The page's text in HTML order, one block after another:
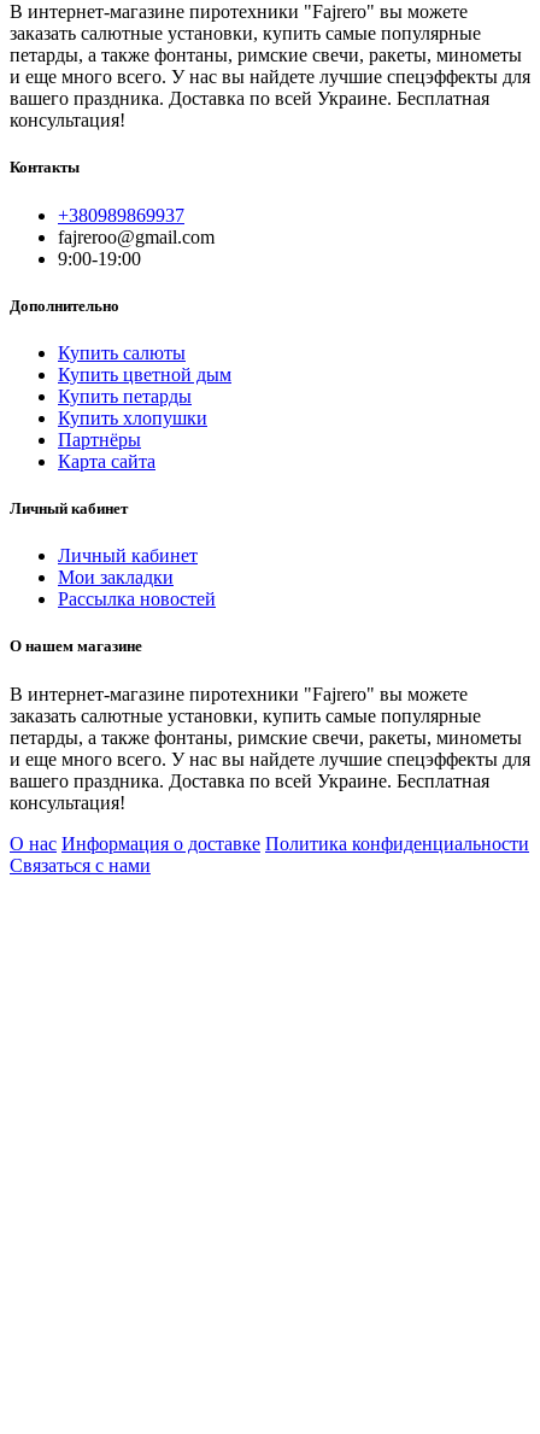
В интернет-магазине пиротехники "Fajrero" вы можете
заказать салютные установки, купить самые популярные
петарды, а также фонтаны, римские свечи, ракеты, минометы
и еще много всего. У нас вы найдете лучшие спецэффекты для
вашего праздника. Доставка по всей Украине. Бесплатная
консультация!
Контакты
+380989869937
fajreroo@gmail.com
9:00-19:00
Дополнительно
Купить салюты
Купить цветной дым
Купить петарды
Купить хлопушки
Партнёры
Карта сайта
Личный кабинет
Личный кабинет
Мои закладки
Рассылка новостей
О нашем магазине
В интернет-магазине пиротехники "Fajrero" вы можете
заказать салютные установки, купить самые популярные
петарды, а также фонтаны, римские свечи, ракеты, минометы
и еще много всего. У нас вы найдете лучшие спецэффекты для
вашего праздника. Доставка по всей Украине. Бесплатная
консультация!
О нас Информация о доставке Политика конфиденциальности
Связаться с нами